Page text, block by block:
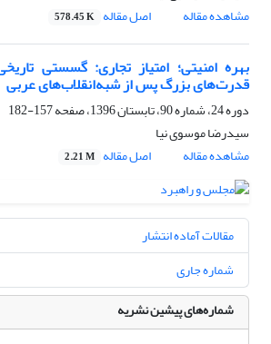
مشاهده مقاله
اصل مقاله 578.45 K
بهره امنیتی؛ امتیاز تجاری: گسستی
قدرت‌های بزرگ پس از شبه‌انقلاب‌های عربی
دوره 24، شماره 90، تابستان 1396، صفحه
157-182
سیدرضا موسوی نیا
مشاهده مقاله
اصل مقاله 2.21 M
مقالات آماده انتشار
شماره جاری
شماره‌های پیشین نشریه